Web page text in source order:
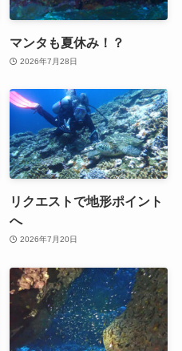
マンタも夏休み！？
2026年7月28日
リクエストで地形ポイント
へ
2026年7月20日